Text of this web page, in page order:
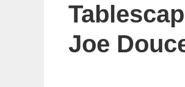
Joe